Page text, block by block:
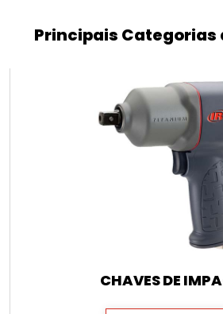
Principais Categorias
CHAVES DE